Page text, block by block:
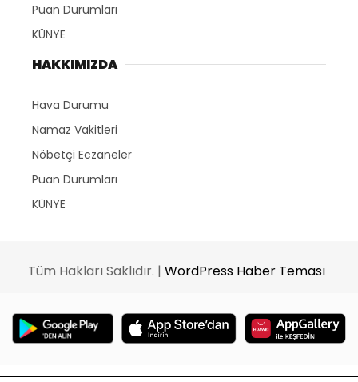
Puan Durumları
KÜNYE
HAKKIMIZDA
Hava Durumu
Namaz Vakitleri
Nöbetçi Eczaneler
Puan Durumları
KÜNYE
Tüm Hakları Saklıdır. | WordPress Haber Teması